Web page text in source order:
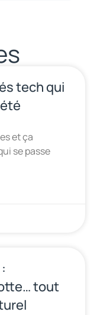
tech qui
et ça
se passe
tout